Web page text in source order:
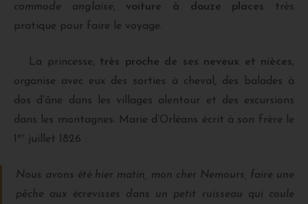
commode anglaise, voiture à douze places très
pratique pour faire le voyage.
La princesse, très proche de ses neveux et nièces,
organise avec eux des sorties à cheval, des balades à
dos d’âne dans les villages alentour et des excursions
dans les montagnes. Marie d’Orléans écrit à son frère le
er juillet 1826 :
Nous avons été hier matin, mon cher Nemours, faire une
pêche aux écrevisses dans un petit ruisseau qui coule